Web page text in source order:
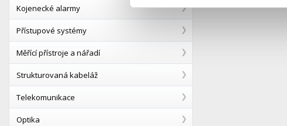
Kojenecké alarmy
Přístupové systémy
Měřící přístroje a nářadí
Strukturovaná kabeláž
Telekomunikace
Optika